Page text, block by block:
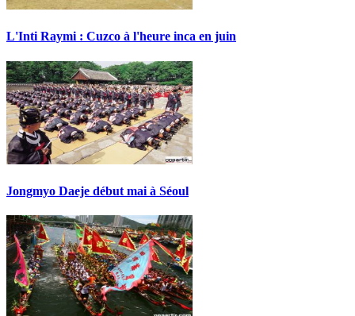
L'Inti Raymi : Cuzco à l'heure inca en juin
Jongmyo Daeje début mai à Séoul